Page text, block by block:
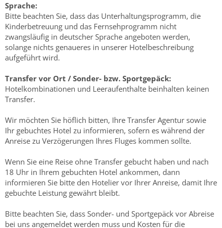
Sprache:
Bitte beachten Sie, dass das Unterhaltungsprogramm, die
Kinderbetreuung und das Fernsehprogramm nicht
zwangsläufig in deutscher Sprache angeboten werden,
solange nichts genaueres in unserer Hotelbeschreibung
aufgeführt wird.
Transfer vor Ort / Sonder- bzw. Sportgepäck:
Hotelkombinationen und Leeraufenthalte beinhalten keinen
Transfer.
Wir möchten Sie höflich bitten, Ihre Transfer Agentur sowie
Ihr gebuchtes Hotel zu informieren, sofern es während der
Anreise zu Verzögerungen Ihres Fluges kommen sollte.
Wenn Sie eine Reise ohne Transfer gebucht haben und nach
18 Uhr in Ihrem gebuchten Hotel ankommen, dann
informieren Sie bitte den Hotelier vor Ihrer Anreise, damit Ihre
gebuchte Leistung gewährt bleibt.
Bitte beachten Sie, dass Sonder- und Sportgepäck vor Abreise
bei uns angemeldet werden muss und Kosten für die